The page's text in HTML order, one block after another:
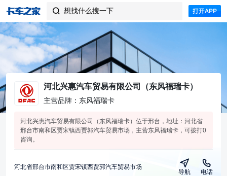
 想找什么搜一下
河北兴惠汽车贸易有限公司（东风福瑞卡）
主营品牌：东风福瑞卡
河北兴惠汽车贸易有限公司（东风福瑞卡）位于邢台，地址：河北省
邢台市南和区贾宋镇西贾郭汽车贸易市场，主营东风福瑞卡，可拨打0
咨询。
河北省邢台市南和区贾宋镇西贾郭汽车贸易市场
导航 电话